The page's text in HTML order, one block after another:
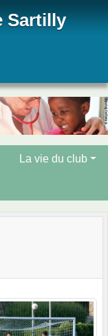
Sartilly
La vie du club